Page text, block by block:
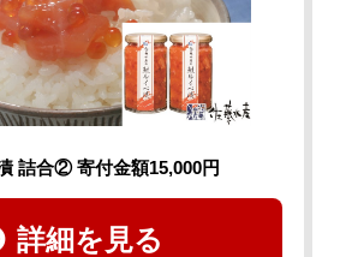
詰合② 寄付金額15,000円
詳細を見る